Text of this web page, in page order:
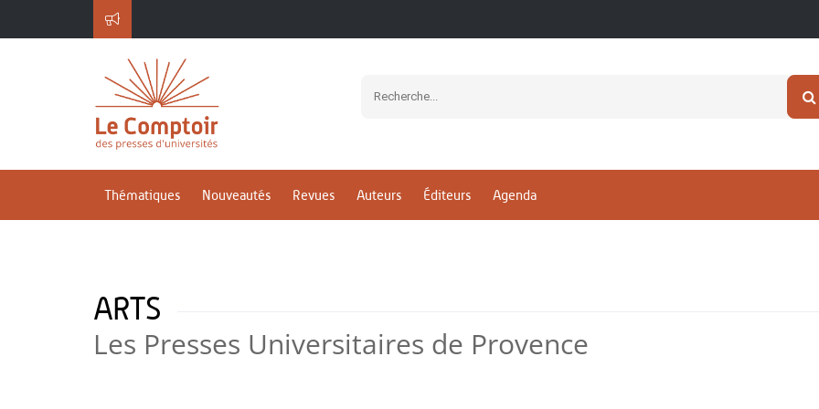
Thématiques Nouveautés Revues Auteurs Éditeurs Agenda
ARTS
Les Presses Universitaires de Provence